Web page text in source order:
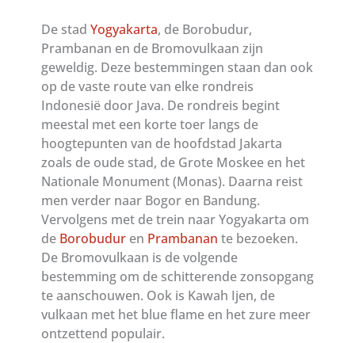
De stad Yogyakarta, de Borobudur,
Prambanan en de Bromovulkaan zijn
geweldig. Deze bestemmingen staan dan ook
op de vaste route van elke rondreis
Indonesië door Java. De rondreis begint
meestal met een korte toer langs de
hoogtepunten van de hoofdstad Jakarta
zoals de oude stad, de Grote Moskee en het
Nationale Monument (Monas). Daarna reist
men verder naar Bogor en Bandung.
Vervolgens met de trein naar Yogyakarta om
de Borobudur en Prambanan te bezoeken.
De Bromovulkaan is de volgende
bestemming om de schitterende zonsopgang
te aanschouwen. Ook is Kawah Ijen, de
vulkaan met het blue flame en het zure meer
ontzettend populair.